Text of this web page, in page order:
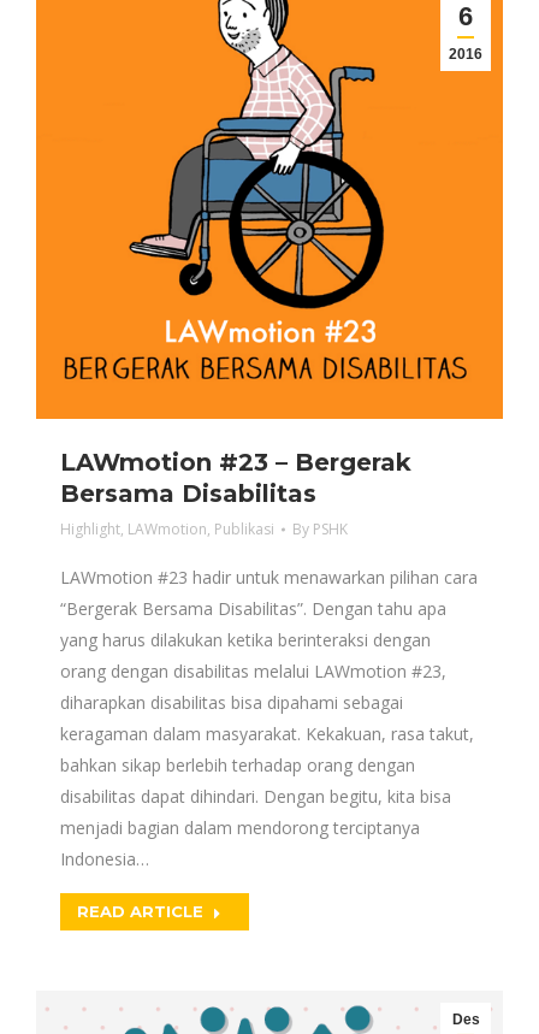
6
2016
LAWmotion #23 – Bergerak
Bersama Disabilitas
Highlight, LAWmotion, Publikasi By PSHK
LAWmotion #23 hadir untuk menawarkan pilihan cara
“Bergerak Bersama Disabilitas”. Dengan tahu apa
yang harus dilakukan ketika berinteraksi dengan
orang dengan disabilitas melalui LAWmotion #23,
diharapkan disabilitas bisa dipahami sebagai
keragaman dalam masyarakat. Kekakuan, rasa takut,
bahkan sikap berlebih terhadap orang dengan
disabilitas dapat dihindari. Dengan begitu, kita bisa
menjadi bagian dalam mendorong terciptanya
Indonesia…
READ ARTICLE
Des